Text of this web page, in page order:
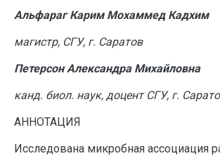
Альфараг Карим Мохаммед Кадхим
магистр, СГУ, г. Саратов
Петерсон Александра Михайловна
канд. биол. наук, доцент СГУ, г.
АННОТАЦИЯ
Исследована микробная ассоциация